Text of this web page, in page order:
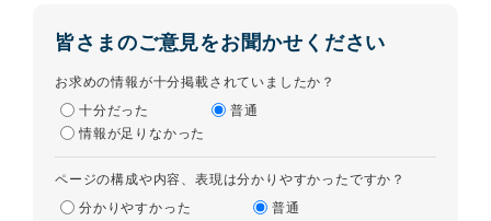
皆さまのご意見をお聞かせください
お求めの情報が十分掲載されていましたか？
十分だった
普通
情報が足りなかった
ページの構成や内容、表現は分かりやすかったですか？
分かりやすかった
普通